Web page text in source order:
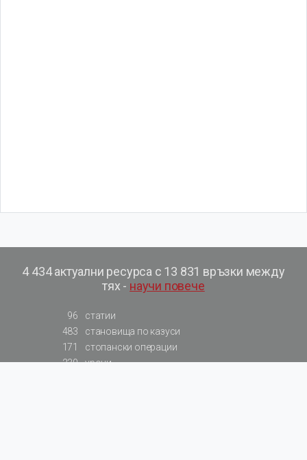
4 434 актуални ресурса с 13 831 връзки между
тях - научи повече
96
статии
483
становища по казуси
171
стопански операции
230
уроци